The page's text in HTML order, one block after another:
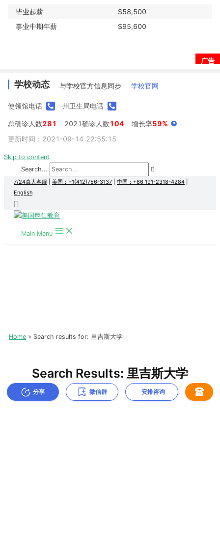
毕业起薪
$58,500
事业中期年薪
$95,600
广告
学校动态 与学校官方信息同步 学校官网
使领馆电话 州卫生局电话
总确诊人数281 2021确诊人数104 增长率59%
更新时间：2021-09-14 22:55:15
分享 微信群 安排咨询